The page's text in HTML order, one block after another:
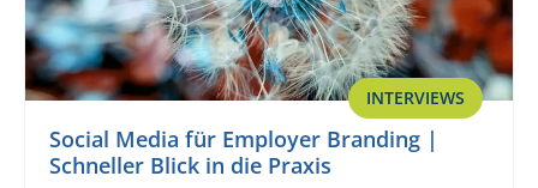
INTERVIEWS
Social Media für Employer Branding |
Schneller Blick in die Praxis